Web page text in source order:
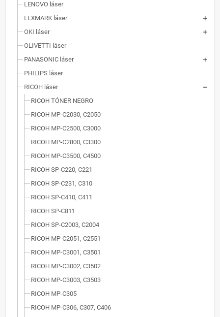
LENOVO láser
LEXMARK láser
OKI láser
OLIVETTI láser
PANASONIC láser
PHILIPS láser
RICOH láser
RICOH TÓNER NEGRO
RICOH MP-C2030, C2050
RICOH MP-C2500, C3000
RICOH MP-C2800, C3300
RICOH MP-C3500, C4500
RICOH SP-C220, C221
RICOH SP-C231, C310
RICOH SP-C410, C411
RICOH SP-C811
RICOH SP-C2003, C2004
RICOH MP-C2051, C2551
RICOH MP-C3001, C3501
RICOH MP-C3002, C3502
RICOH MP-C3003, C3503
RICOH MP-C305
RICOH MP-C306, C307, C406